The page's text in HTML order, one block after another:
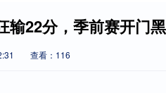
22分，季前赛开门黑
查看：116